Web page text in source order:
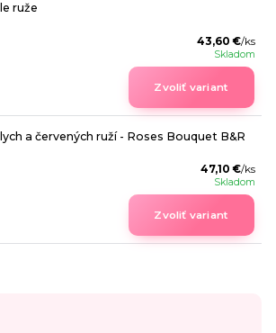
ruže
43,60 €/ks
Skladom
Zvoliť variant
a červených ruží - Roses Bouquet B&R
47,10 €/ks
Skladom
Zvoliť variant